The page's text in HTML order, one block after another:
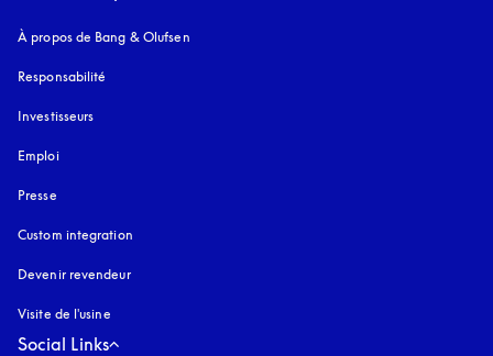
À propos de Bang & Olufsen
Responsabilité
Investisseurs
Emploi
Presse
Custom integration
Devenir revendeur
Visite de l'usine
Social Links